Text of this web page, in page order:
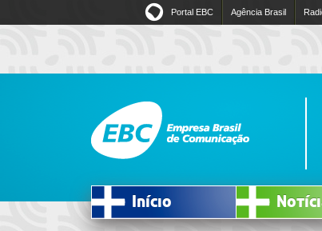
Portal EBC Agência Brasil
Início